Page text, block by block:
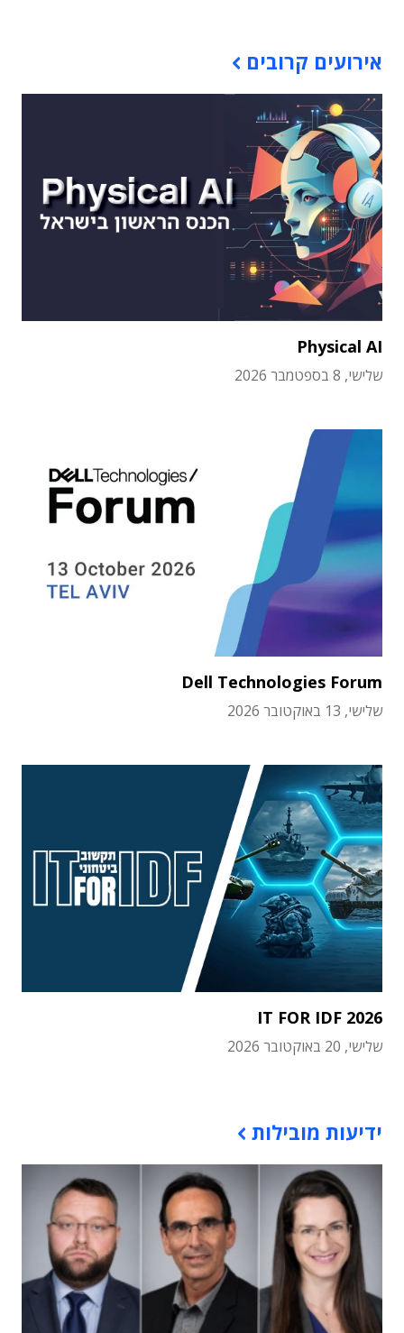
אירועים קרובים
Physical AI
שלישי, 8 בספטמבר 2026
Dell Technologies Forum
שלישי, 13 באוקטובר 2026
IT FOR IDF 2026
שלישי, 20 באוקטובר 2026
ידיעות מובילות